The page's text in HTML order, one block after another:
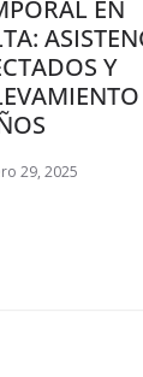
EN
Y
29, 2025